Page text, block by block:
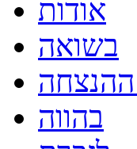
אודות
בשואה
בהווה